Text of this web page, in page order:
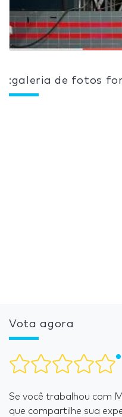
:galeria de fotos
Vota agora
Se você trabalhou com
que compartilhe sua